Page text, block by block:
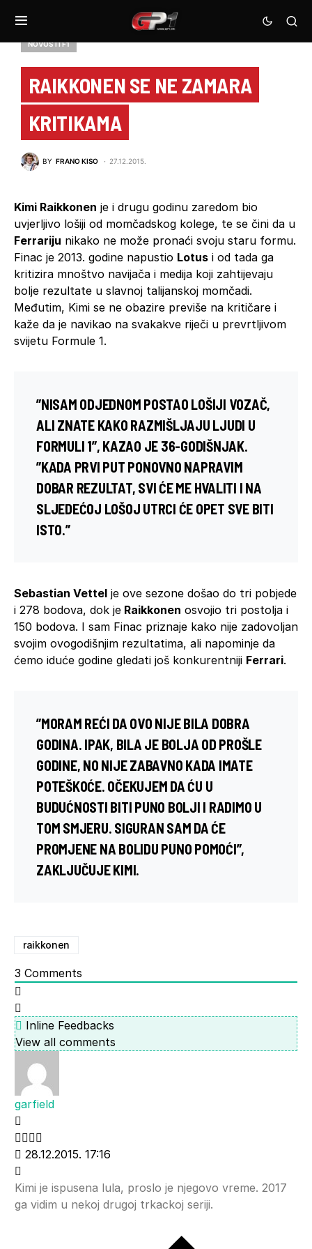
NOVOSTI F1
RAIKKONEN SE NE ZAMARA
KRITIKAMA
BY FRANO KISO 27.12.2015.
Kimi Raikkonen je i drugu godinu zaredom bio
uvjerljivo lošiji od momčadskog kolege, te se čini da u
Ferrariju nikako ne može pronaći svoju staru formu.
Finac je 2013. godine napustio Lotus i od tada ga
kritizira mnoštvo navijača i medija koji zahtijevaju
bolje rezultate u slavnoj talijanskoj momčadi.
Međutim, Kimi se ne obazire previše na kritičare i
kaže da je navikao na svakakve riječi u prevrtljivom
svijetu Formule 1.
”NISAM ODJEDNOM POSTAO LOŠIJI VOZAČ,
ALI ZNATE KAKO RAZMIŠLJAJU LJUDI U
FORMULI 1”, KAZAO JE 36-GODIŠNJAK.
”KADA PRVI PUT PONOVNO NAPRAVIM
DOBAR REZULTAT, SVI ĆE ME HVALITI I NA
SLJEDEĆOJ LOŠOJ UTRCI ĆE OPET SVE BITI
ISTO.”
Sebastian Vettel je ove sezone došao do tri pobjede
i 278 bodova, dok je Raikkonen osvojio tri postolja i
150 bodova. I sam Finac priznaje kako nije zadovoljan
svojim ovogodišnjim rezultatima, ali napominje da
ćemo iduće godine gledati još konkurentniji Ferrari.
”MORAM REĆI DA OVO NIJE BILA DOBRA
GODINA. IPAK, BILA JE BOLJA OD PROŠLE
GODINE, NO NIJE ZABAVNO KADA IMATE
POTEŠKOĆE. OČEKUJEM DA ĆU U
BUDUĆNOSTI BITI PUNO BOLJI I RADIMO U
TOM SMJERU. SIGURAN SAM DA ĆE
PROMJENE NA BOLIDU PUNO POMOĆI”,
ZAKLJUČUJE KIMI.
raikkonen
3 Comments
Inline Feedbacks
View all comments
garfield
28.12.2015. 17:16
Kimi je ispusena lula, proslo je njegovo vreme. 2017
ga vidim u nekoj drugoj trkackoj seriji.